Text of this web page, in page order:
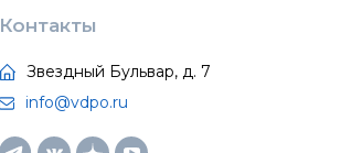
Контакты
Звездный Бульвар, д. 7
info@vdpo.ru